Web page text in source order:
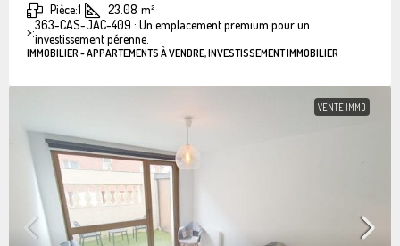
Pièce:1 23.08 m²
>:363-CAS-JAC-409 : Un emplacement premium pour un
investissement pérenne.
IMMOBILIER - APPARTEMENTS À VENDRE, INVESTISSEMENT IMMOBILIER
VENTE IMMO